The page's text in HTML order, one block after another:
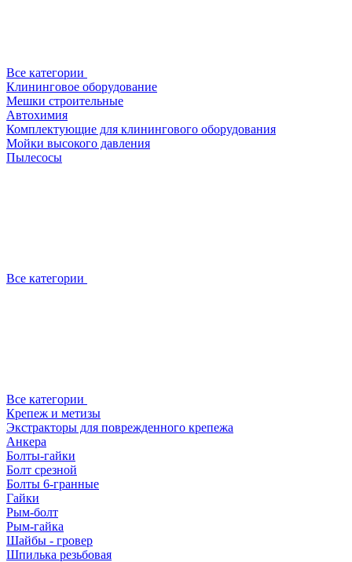
Все категории
Клининговое оборудование
Мешки строительные
Автохимия
Комплектующие для клинингового оборудования
Мойки высокого давления
Пылесосы
Все категории
Все категории
Крепеж и метизы
Экстракторы для поврежденного крепежа
Анкера
Болты-гайки
Болт срезной
Болты 6-гранные
Гайки
Рым-болт
Рым-гайка
Шайбы - гровер
Шпилька резьбовая